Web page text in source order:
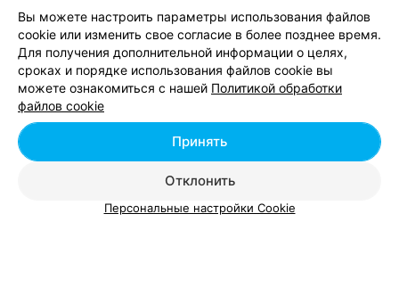
Добавить компанию
Добавить специалиста
Вы можете настроить параметры использования файлов
cookie или изменить свое согласие в более позднее время.
Для получения дополнительной информации о целях,
сроках и порядке использования файлов cookie вы
можете ознакомиться с нашей Политикой обработки
файлов cookie
Отклонить
Принять
Персональные настройки Cookie